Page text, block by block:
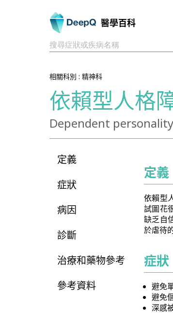
醫學百科
搜尋症狀或疾病名稱
相關科別 : 精神科
依賴型人格
Dependent
定義
症狀
病因
診斷
治療和藥物參考
參考資料
定義
依賴型
試圖花
缺乏自
於虐待
症狀
避免
避免
深感